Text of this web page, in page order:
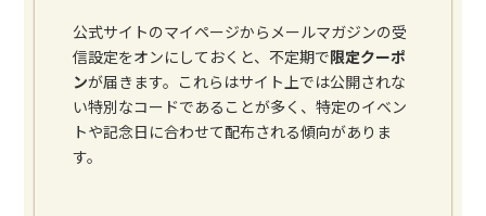
公式サイトのマイページからメールマガジンの受
信設定をオンにしておくと、不定期で限定クーポ
ンが届きます。これらはサイト上では公開されな
い特別なコードであることが多く、特定のイベン
トや記念日に合わせて配布される傾向がありま
す。